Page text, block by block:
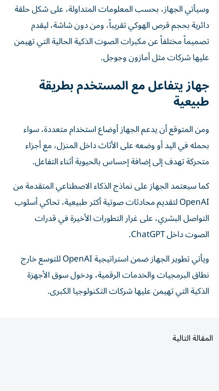
وسيأتي الجهاز، بحسب المعلومات المتداولة، على شكل حلقة
دائرية بحجم قرص الهوكي تقريباً، ومن دون شاشة، ليقدم
تصميماً مختلفاً عن مكبرات الصوت الذكية الحالية التي تهيمن
عليها شركات مثل أمازون وجوجل.
جهاز يتفاعل مع المستخدم بطريقة
طبيعية
ومن المتوقع أن يدعم الجهاز أوضاع استخدام متعددة، سواء
بحمله في اليد أو وضعه على الأثاث داخل المنزل، مع أجزاء
متحركة تهدف إلى إضافة إحساس بالحيوية أثناء التفاعل.
كما سيعتمد الجهاز على نماذج الذكاء الاصطناعي المتقدمة من
OpenAI لتقديم محادثات صوتية أكثر طبيعية، تحاكي أسلوب
التواصل البشري، على غرار التطورات الأخيرة في قدرات
الصوت داخل ChatGPT.
ويأتي تطوير الجهاز ضمن استراتيجية OpenAI للتوسع خارج
نطاق البرمجيات والخدمات الرقمية، ودخول سوق الأجهزة
الذكية التي تهيمن عليها شركات التكنولوجيا الكبرى.
المقالة التالية